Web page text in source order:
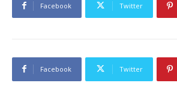
Facebook Twitter
Facebook Twitter